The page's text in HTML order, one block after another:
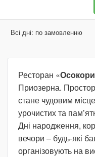
Всі дні: по замовленню
Ресторан «
Приозерна.
стане чудовим
урочистих та
Дні народження,
вечори – будь-які
організовують на